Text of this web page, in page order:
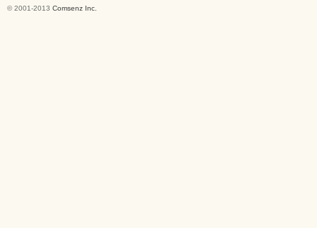
© 2001-2013 Comsenz Inc.